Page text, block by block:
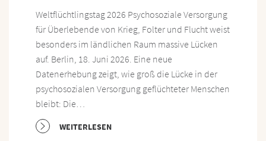
Weltflüchtlingstag 2026 Psychosoziale Versorgung
für Überlebende von Krieg, Folter und Flucht weist
besonders im ländlichen Raum massive Lücken
auf. Berlin, 18. Juni 2026. Eine neue
Datenerhebung zeigt, wie groß die Lücke in der
psychosozialen Versorgung geflüchteter Menschen
bleibt: Die…
WEITERLESEN